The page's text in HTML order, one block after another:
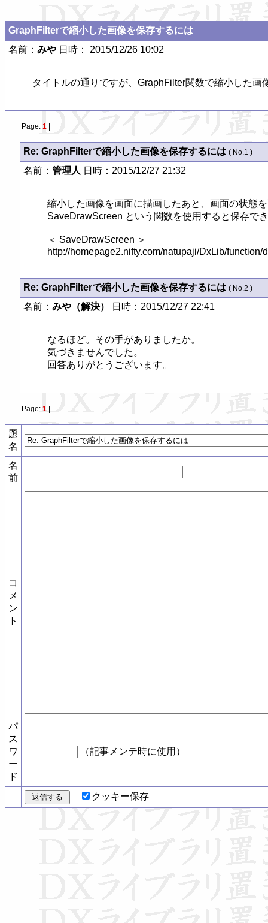
GraphFilterで縮小した画像を保存するには
名前： みや 日時： 2015/12/26 10:02
タイトルの通りですが、GraphFilter関数で縮小した
Page: 1|
Re: GraphFilterで縮小した画像を保存するには ( No.1 )
名前： 管理人 日時：2015/12/27 21:32
縮小した画像を画面に描画したあと、画面の状態
SaveDrawScreen という関数を使用すると保存で
＜ SaveDrawScreen ＞
http://homepage2.nifty.com/natupaji/DxLib/function/
Re: GraphFilterで縮小した画像を保存するには ( No.2 )
名前： みや（解決） 日時：2015/12/27 22:41
なるほど。その手がありましたか。
気づきませんでした。
回答ありがとうございます。
Page: 1|
題
名
名
前
コ
メ
ン
ト
パ
ス
ワ
ー
ド
（記事メンテ時に使用）
クッキー保存